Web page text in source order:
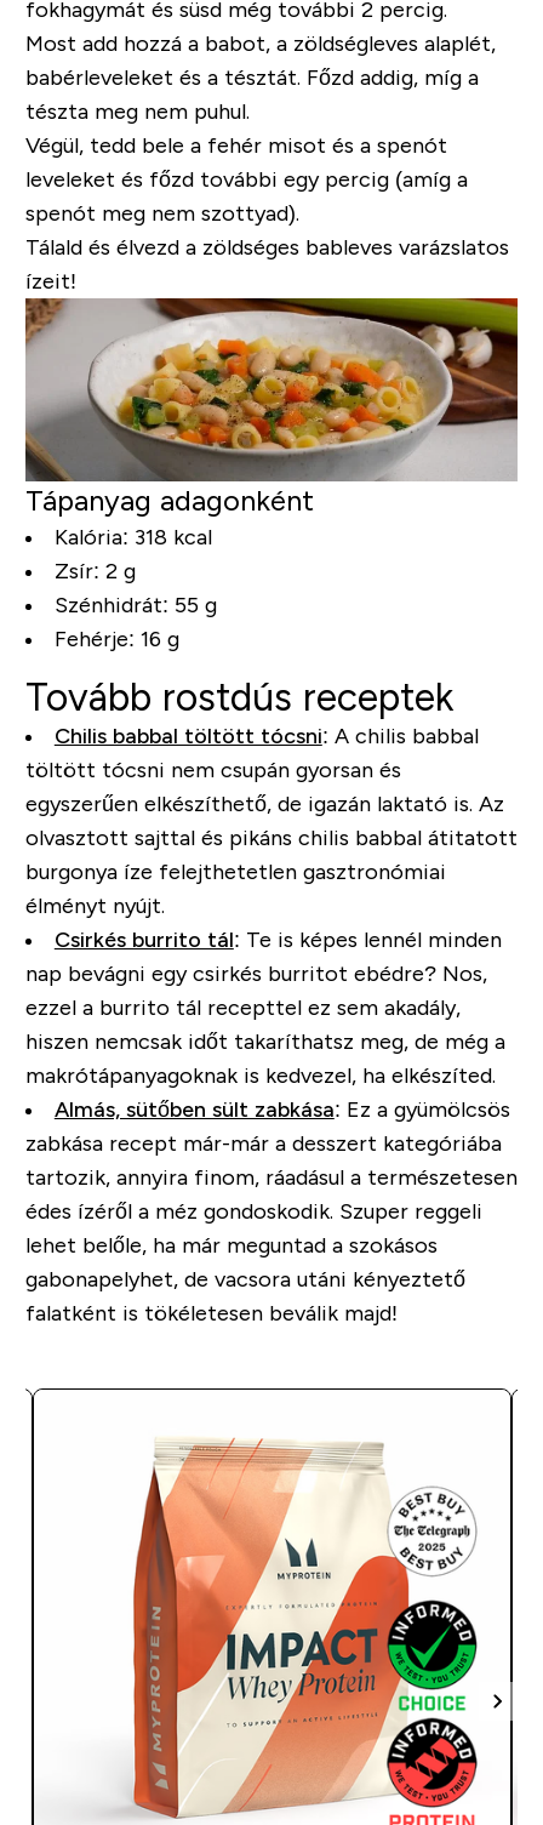
fokhagymát és süsd még további 2 percig.
Most add hozzá a babot, a zöldségleves alaplét,
babérleveleket és a tésztát. Főzd addig, míg a
tészta meg nem puhul.
Végül, tedd bele a fehér misot és a spenót
leveleket és főzd további egy percig (amíg a
spenót meg nem szottyad).
Tálald és élvezd a zöldséges bableves varázslatos
ízeit!
Tápanyag adagonként
Kalória: 318 kcal
Zsír: 2 g
Szénhidrát: 55 g
Fehérje: 16 g
Tovább rostdús receptek
Chilis babbal töltött tócsni: A chilis babbal
töltött tócsni nem csupán gyorsan és
egyszerűen elkészíthető, de igazán laktató is. Az
olvasztott sajttal és pikáns chilis babbal átitatott
burgonya íze felejthetetlen gasztronómiai
élményt nyújt.
Csirkés burrito tál: Te is képes lennél minden
nap bevágni egy csirkés burritot ebédre?Nos,
ezzel a burrito tál recepttel ez sem akadály,
hiszen nemcsak időt takaríthatsz meg, de még a
makrótápanyagoknak is kedvezel, ha elkészíted.
Almás, sütőben sült zabkása: Ez a gyümölcsös
zabkása recept már-már a desszert kategóriába
tartozik, annyira finom, ráadásul a természetesen
édes ízéről a méz gondoskodik. Szuper reggeli
lehet belőle, ha már meguntad a szokásos
gabonapelyhet, de vacsora utáni kényeztető
falatként is tökéletesen beválik majd!